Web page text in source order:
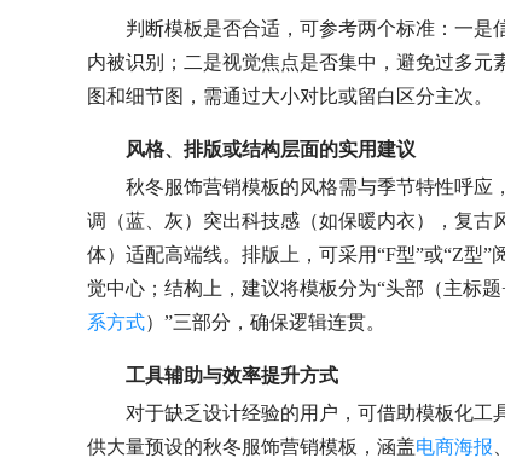
判断模板是否合适，可参考两个标准：一
内被识别；二是视觉焦点是否集中，避免过多
图和细节图，需通过大小对比或留白区分主次。
风格、排版或结构层面的实用建议
秋冬服饰营销模板的风格需与季节特性呼应
调（蓝、灰）突出科技感（如保暖内衣），复
体）适配高端线。排版上，可采用“F型”或“Z型
觉中心；结构上，建议将模板分为“头部（主标
系方式）”三部分，确保逻辑连贯。
工具辅助与效率提升方式
对于缺乏设计经验的用户，可借助模板化工
供大量预设的秋冬服饰营销模板，涵盖电商海报